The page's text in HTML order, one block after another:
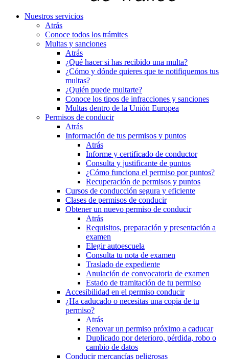
Nuestros servicios
Atrás
Conoce todos los trámites
Multas y sanciones
Atrás
¿Qué hacer si has recibido una multa?
¿Cómo y dónde quieres que te notifiquemos tus
multas?
¿Quién puede multarte?
Conoce los tipos de infracciones y sanciones
Multas dentro de la Unión Europea
Permisos de conducir
Atrás
Información de tus permisos y puntos
Atrás
Informe y certificado de conductor
Consulta y justificante de puntos
¿Cómo funciona el permiso por puntos?
Recuperación de permisos y puntos
Cursos de conducción segura y eficiente
Clases de permisos de conducir
Obtener un nuevo permiso de conducir
Atrás
Requisitos, preparación y presentación a
examen
Elegir autoescuela
Consulta tu nota de examen
Traslado de expediente
Anulación de convocatoria de examen
Estado de tramitación de tu permiso
Accesibilidad en el permiso conducir
¿Ha caducado o necesitas una copia de tu
permiso?
Atrás
Renovar un permiso próximo a caducar
Duplicado por deterioro, pérdida, robo o
cambio de datos
Conducir mercancías peligrosas